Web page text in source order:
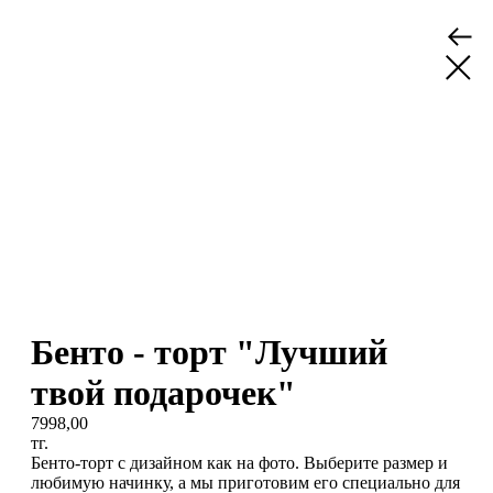
Бенто - торт "Лучший
твой подарочек"
7998,00
тг.
Бенто-торт с дизайном как на фото. Выберите размер и
любимую начинку, а мы приготовим его специально для